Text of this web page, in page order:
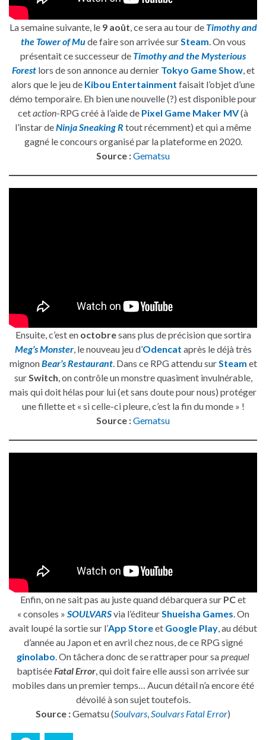
La semaine suivante, le 9 août , ce sera au tour de Timothy and
the Tower of Mude faire son arrivée sur Steam . On vous
présentait ce successeur de Timothy and the Mysterious
Forestlors de son annonce au dernier Tokyo Game Show, et
alors que le jeu de Kibou Entertainment faisait l’objet d’une
démo temporaire. Eh bien une nouvelle (?) est disponible pour
cetaction-RPG créé à l’aide de Pixel Game Maker MV(à
l’instar deNinja Sneaking R tout récemment) et qui a même
gagné le concours organisé par la plateforme en 2020.
Source :Gematsu
Ensuite, c’est en octobresans plus de précision que sortira
Meg’s Monster, le nouveau jeu d’Odencat après le déjà très
mignonBear’s Restaurant. Dans ce RPG attendu sur Steam et
sur Switch , on contrôle un monstre quasiment invulnérable,
mais qui doit hélas pour lui (et sans doute pour nous) protéger
une fillette et « si celle-ci pleure, c’est la fin du monde » !
Source :Gematsu
Enfin, on ne sait pas au juste quand débarquera sur PCet
« consoles » SOULVARSvia l’éditeur Shueisha Games . On
avait loupé la sortie sur l’App Storeet Google Play , au début
d’année au Japon et en avril chez nous, de ce RPG signé
ginolabo . On tâchera donc de se rattraper pour sa prequel
baptisée Fatal Error , qui doit faire elle aussi son arrivée sur
mobiles dans un premier temps… Aucun détail n’a encore été
dévoilé à son sujet toutefois.
Source :Gematsu (Soulvars Soulvars Fatal Error)